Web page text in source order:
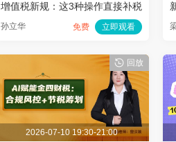
增值税新规：这3种操作直接补税
孙立华 免费 立即观看
2026-07-10 19:30-21:00
回放